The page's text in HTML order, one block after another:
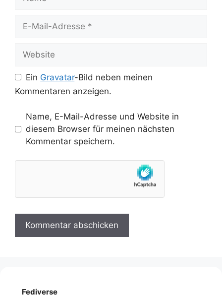
Website
Ein Gravatar-Bild neben meinen
Kommentaren anzeigen.
Name, E-Mail-Adresse und Website in
diesem Browser für meinen nächsten
Kommentar speichern.
Fediverse